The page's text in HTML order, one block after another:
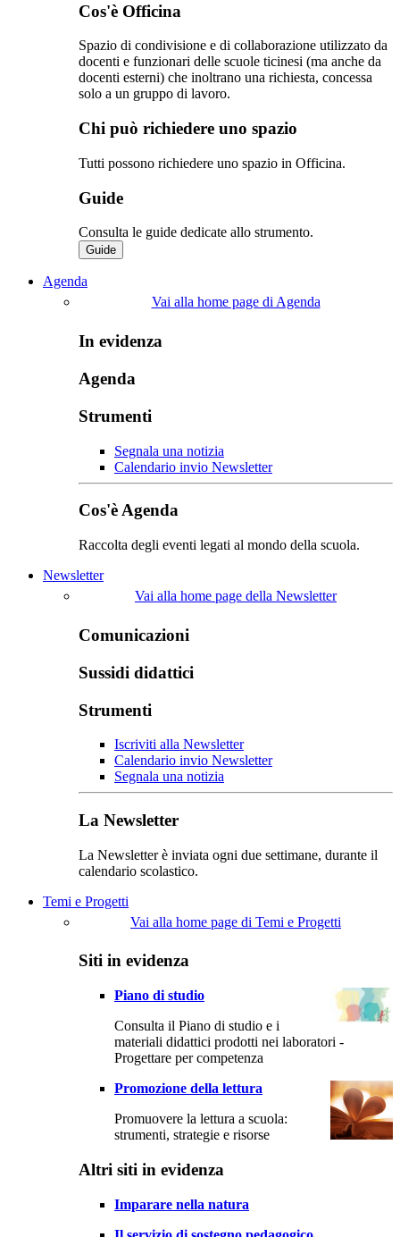
Cos'è Officina
Spazio di condivisione e di collaborazione utilizzato da
docenti e funzionari delle scuole ticinesi (ma anche da
docenti esterni) che inoltrano una richiesta, concessa
solo a un gruppo di lavoro.​
Chi può richiedere uno spazio
Tutti possono richiedere uno spazio in Officina.
Guide
Consulta le guide dedicate allo strumento.
Guide
Agenda
Vai alla home page di Agenda
In evidenza
Agenda
Strumenti
Segnala una notizia
Calendario invio Newsletter
Cos'è Agenda
Raccolta degli eventi legati al mondo della scuola.
Newsletter
Vai alla home page della Newsletter
Comunicazioni
Sussidi didattici
Strumenti
Iscriviti alla Newsletter
Calendario invio Newsletter
Segnala una notizia
La Newsletter
La Newsletter è inviata ogni due settimane, durante il
calendario scolastico.
Temi e Progetti
Vai alla home page di Temi e Progetti
Siti in evidenza
Piano di studio
Consulta il Piano di studio e i
materiali didattici prodotti nei laboratori -
Progettare per competenza
Promozione della lettura
Promuovere la lettura a scuola:
strumenti, strategie e risorse
Altri siti in evidenza
Imparare nella natura